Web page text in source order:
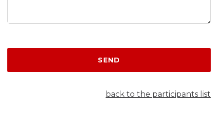
SEND
back to the participants list